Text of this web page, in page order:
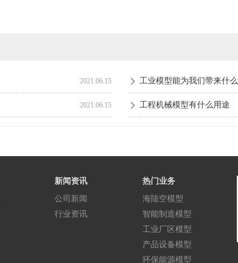
2021.06.15 工业模型能为我们带来什么
2021.06.15 工程机械模型有什么用途
新闻资讯
公司新闻
行业资讯
热门业务
海陆空模型
智能制造模型
工业厂区模型
产品设备模型
环保能源模型